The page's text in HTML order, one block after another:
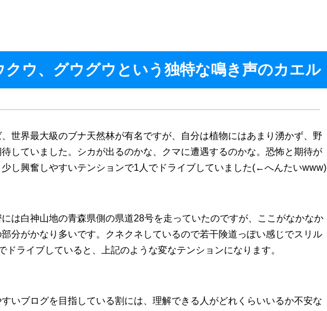
クウ、グウグウという独特な鳴き声のカエル
世界最大級のブナ天然林が有名ですが、自分は植物にはあまり湧かず、野
していました。シカが出るのかな、クマに遭遇するのかな。恐怖と期待が
し興奮しやすいテンションで1人でドライブしていました(←へんたいwww)
は白神山地の青森県側の県道28号を走っていたのですが、ここがなかなか
分がかなり多いです。クネクネしているので若干険道っぽい感じでスリル
ドライブしていると、上記のような変なテンションになります。
いブログを目指している割には、理解できる人がどれくらいいるか不安な